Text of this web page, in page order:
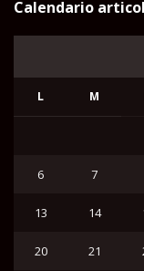
Calendario
L M
6 7
13 14
20 21